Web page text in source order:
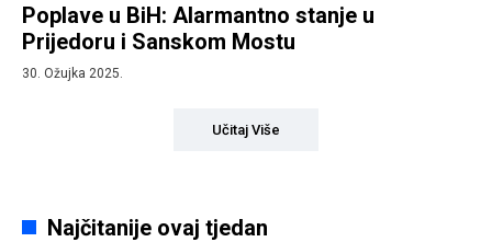
Poplave u BiH: Alarmantno stanje u
Prijedoru i Sanskom Mostu
30. Ožujka 2025.
Učitaj Više
Najčitanije ovaj tjedan